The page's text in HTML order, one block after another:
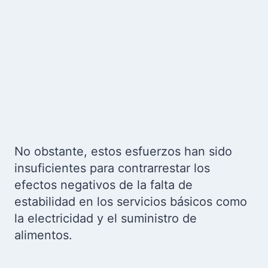
No obstante, estos esfuerzos han sido
insuficientes para contrarrestar los
efectos negativos de la falta de
estabilidad en los servicios básicos como
la electricidad y el suministro de
alimentos.